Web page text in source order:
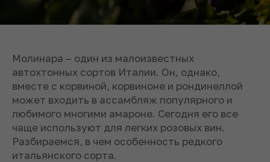
Молинара – один из малоизвестных
автохтонных сортов Италии. Он, однако,
вместе с корвиной, корвиноне и рондинеллой
может входить в ассамбляж популярного и
любимого многими амароне. Сегодня его все
чаще используют для легких розовых вин.
Разбираемся, в чем особенность редкого
итальянского сорта.